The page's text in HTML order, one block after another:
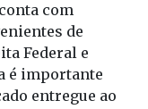
com
de
Federal e
é importante